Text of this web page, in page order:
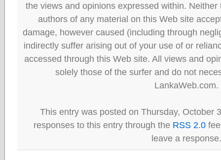
the views and opinions expressed within.
authors of any material on this Web site
damage, however caused (including through
indirectly suffer arising out of your use of or
accessed through this Web site. All views and
solely those of the surfer and do not
LankaWeb.com.
This entry was posted on Thursday, October
responses to this entry through the RSS 2.0
leave a response.